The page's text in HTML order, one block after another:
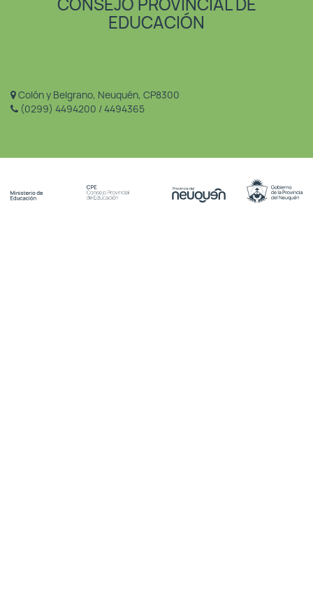
CONSEJO PROVINCIAL DE
EDUCACIÓN
Colón y Belgrano, Neuquén, CP8300
(0299) 4494200 / 4494365